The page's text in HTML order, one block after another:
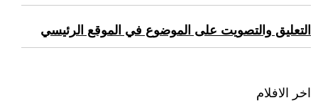
التعليق والتصويت على الموضوع في الموقع الرئيسي
اخر الافلام